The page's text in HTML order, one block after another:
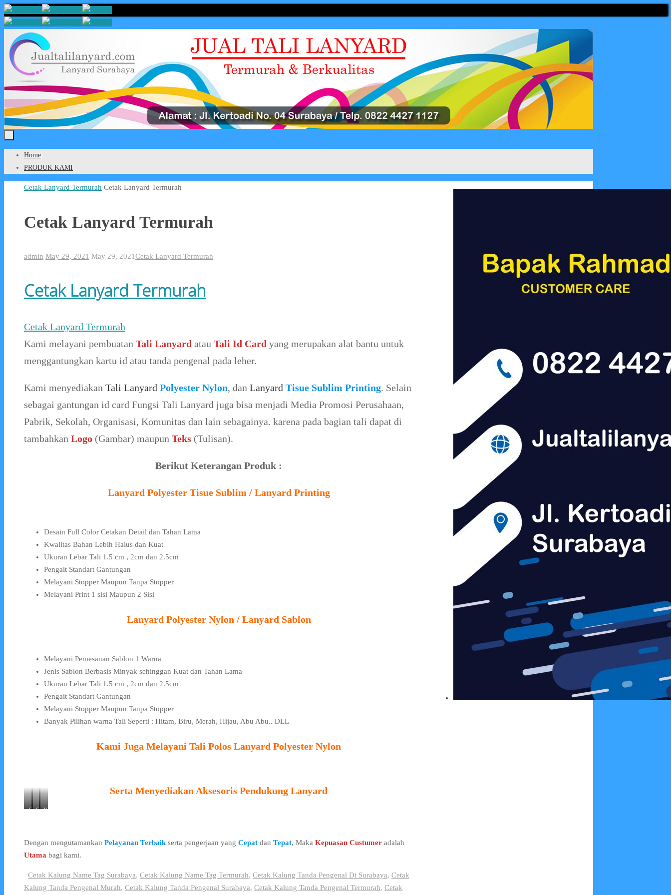
Skip
to
content
Skip
Home
PRODUK KAMI
Home
Cetak Lanyard Termurah Cetak Lanyard Termurah
Cetak Lanyard Termurah
admin May 29, 2021 May 29, 2021Cetak Lanyard Termurah
Cetak Lanyard Termurah
Cetak Lanyard Termurah
Kami melayani pembuatan Tali Lanyard atau Tali Id Card yang merupakan alat bantu untuk
menggantungkan kartu id atau tanda pengenal pada leher.
Kami menyediakan Tali Lanyard Polyester Nylon, dan Lanyard Tisue Sublim Printing. Selain
sebagai gantungan id card Fungsi Tali Lanyard juga bisa menjadi Media Promosi Perusahaan,
Pabrik, Sekolah, Organisasi, Komunitas dan lain sebagainya. karena pada bagian tali dapat di
tambahkan Logo (Gambar) maupun Teks (Tulisan).
Berikut Keterangan Produk :
Lanyard Polyester Tisue Sublim / Lanyard Printing
Desain Full Color Cetakan Detail dan Tahan Lama
Kwalitas Bahan Lebih Halus dan Kuat
Ukuran Lebar Tali 1.5 cm , 2cm dan 2.5cm
Pengait Standart Gantungan
Melayani Stopper Maupun Tanpa Stopper
Melayani Print 1 sisi Maupun 2 Sisi
Lanyard Polyester Nylon / Lanyard Sablon
Melayani Pemesanan Sablon 1 Warna
Jenis Sablon Berbasis Minyak sehinggan Kuat dan Tahan Lama
Ukuran Lebar Tali 1.5 cm , 2cm dan 2.5cm
Pengait Standart Gantungan
Melayani Stopper Maupun Tanpa Stopper
Banyak Pilihan warna Tali Seperti : Hitam, Biru, Merah, Hijau, Abu Abu.. DLL
Kami Juga Melayani Tali Polos Lanyard Polyester Nylon
Serta Menyediakan Aksesoris Pendukung Lanyard
Card
Transparant
Card
Warna
Yoyo
Dengan mengutamankan Pelayanan Terbaikserta pengerjaan yang Cepat dan Tepat, Maka Kepuasan Custumer adalah
Utama bagi kami.
Cetak Kalung Name Tag Surabaya, Cetak Kalung Name Tag Termurah, Cetak Kalung Tanda Pengenal Di Surabaya, Cetak
Kalung Tanda Pengenal Murah, Cetak Kalung Tanda Pengenal Surabaya, Cetak Kalung Tanda Pengenal Termurah, Cetak